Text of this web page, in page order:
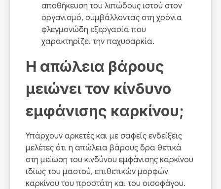
αποθήκευση του λιπώδους ιστού στον
οργανισμό, συμβάλλοντας στη χρόνια
φλεγμονώδη εξεργασία που
χαρακτηρίζει την παχυσαρκία.
Η απώλεια βάρους
μειώνει τον κίνδυνο
εμφάνισης καρκίνου;
Υπάρχουν αρκετές και με σαφείς ενδείξεις
μελέτες ότι η απώλεια βάρους δρα θετικά
στη μείωση του κινδύνου εμφάνισης καρκίνου
ιδίως του μαστού, επιθετικών μορφών
καρκίνου του προστάτη και του οισοφάγου.